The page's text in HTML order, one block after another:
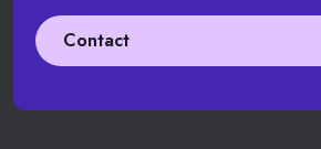
Contact